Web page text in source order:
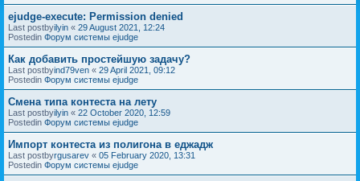
ejudge-execute: Permission denied
Last postbyilyin « 29 August 2021, 12:24
Postedin Форум системы ejudge
Как добавить простейшую задачу?
Last postbyind79ven « 29 April 2021, 09:12
Postedin Форум системы ejudge
Смена типа контеста на лету
Last postbyilyin « 22 October 2020, 12:59
Postedin Форум системы ejudge
Импорт контеста из полигона в еджадж
Last postbyrgusarev « 05 February 2020, 13:31
Postedin Форум системы ejudge